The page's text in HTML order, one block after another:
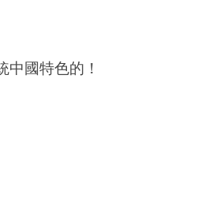
中國特色的！